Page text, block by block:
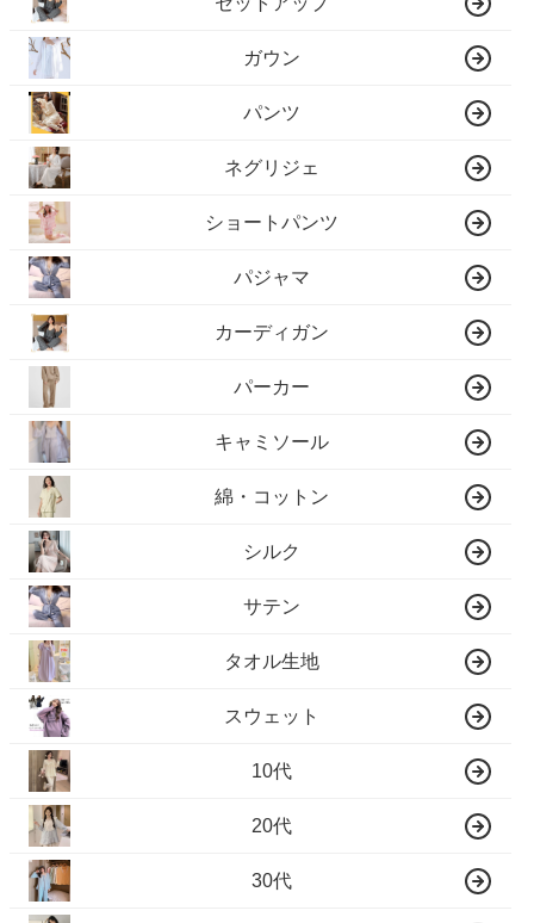
ガウン
パンツ
ネグリジェ
ショートパンツ
パジャマ
カーディガン
パーカー
キャミソール
綿・コットン
シルク
サテン
タオル生地
スウェット
10代
20代
30代